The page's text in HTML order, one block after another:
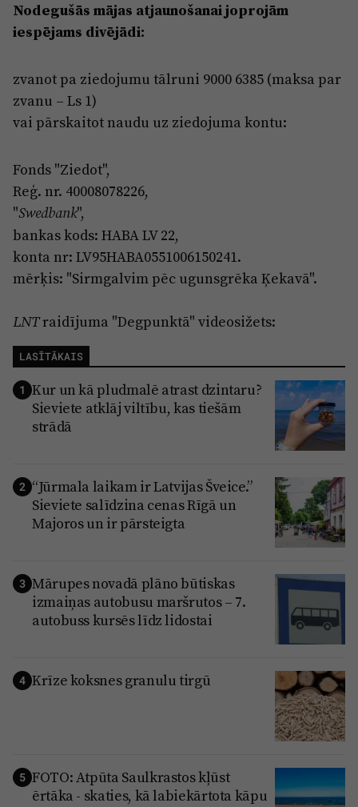
Nodegušās mājas atjaunošanai joprojām
iespējams divējādi:
zvanot pa ziedojumu tālruni 9000 6385 (maksa par
zvanu – Ls 1)
vai pārskaitot naudu uz ziedojuma kontu:
Fonds "Ziedot",
Reģ. nr. 40008078226,
"Swedbank",
bankas kods: HABA LV 22,
konta nr: LV95HABA0551006150241.
mērķis: "Sirmgalvim pēc ugunsgrēka Ķekavā".
LNTraidījuma "Degpunktā" videosižets:
LASĪTĀKAIS
1 Kur un kā pludmalē atrast dzintaru?
Sieviete atklāj viltību, kas tiešām
strādā
2 “Jūrmala laikam ir Latvijas Šveice.”
Sieviete salīdzina cenas Rīgā un
Majoros un ir pārsteigta
3 Mārupes novadā plāno būtiskas
izmaiņas autobusu maršrutos – 7.
autobuss kursēs līdz lidostai
4 Krīze koksnes granulu tirgū
5 FOTO: Atpūta Saulkrastos kļūst
ērtāka - skaties, kā labiekārtota kāpu